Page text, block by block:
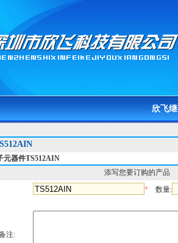
欣飞
元器件TS512AIN
添写您要订购的产品
* 数量:
注: